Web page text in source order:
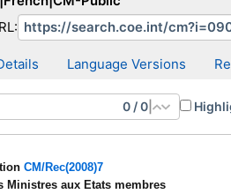
CM website More search sites
Language Versions
0 /0
CM/Rec(2008)7
Ministres aux Etats membres